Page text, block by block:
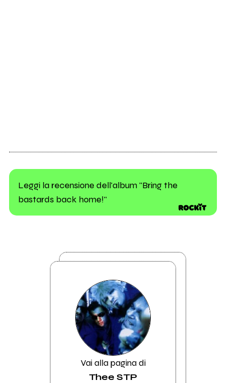
Leggi la recensione dell'album "Bring the
bastards back home!"
Vai alla pagina di
Thee STP